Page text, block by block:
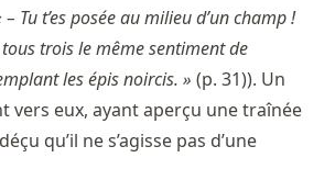
– Tu t’es posée au milieu d’un champ !
trois le même sentiment de
les épis noircis. » (p. 31)). Un
vers eux, ayant aperçu une traînée
qu’il ne s’agisse pas d’une